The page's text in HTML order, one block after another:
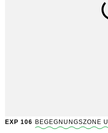
EXP 106 BEGEGNUNGSZONE